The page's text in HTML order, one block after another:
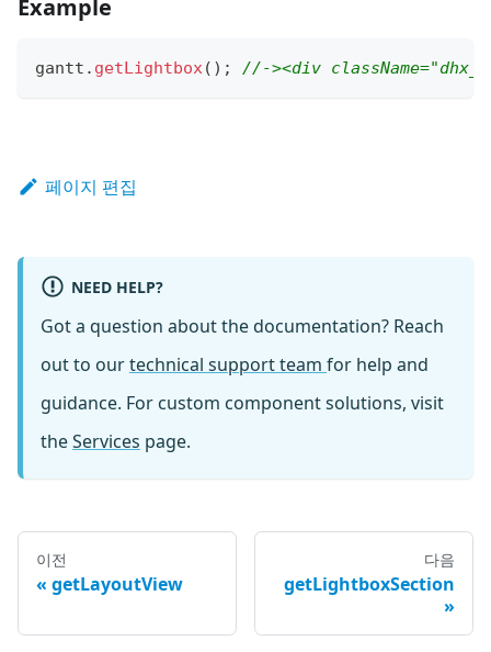
Example
gantt . getLightbox( ) ; //-><div
페이지 편집
NEED HELP?
Got a question about the documentation? Reach
out to ourtechnical support team for help and
guidance. For custom component solutions, visit
theServices page.
이전
getLayoutView
다음
getLightboxSection